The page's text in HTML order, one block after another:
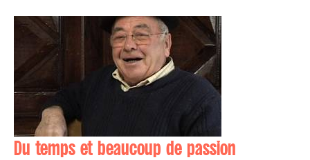
Du temps et beaucoup de passion